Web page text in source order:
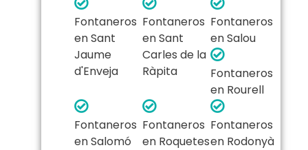
Fontaneros
en Sant
Jaume
d'Enveja
Fontaneros
en Sant
Carles de la
Ràpita
Fontaneros
en Salou
Fontaneros
en Rourell
Fontaneros
en Salomó
Fontaneros
en Roquetes
Fontaneros
en Rodonyà